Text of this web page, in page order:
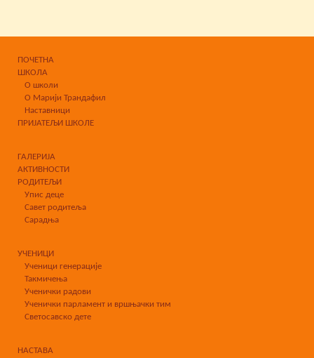
ПОЧЕТНА
ШКОЛА
О школи
О Марији Трандафил
Наставници
ПРИЈАТЕЉИ ШКОЛЕ
ГАЛЕРИЈА
АКТИВНОСТИ
РОДИТЕЉИ
Упис деце
Савет родитеља
Сарадња
УЧЕНИЦИ
Ученици генерације
Такмичења
Ученички радови
Ученички парламент и вршњачки тим
Светосавско дете
НАСТАВА